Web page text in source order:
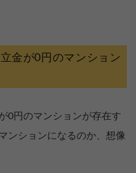
金が0円のマンション
0円のマンションが存在す
ンションになるのか、想像